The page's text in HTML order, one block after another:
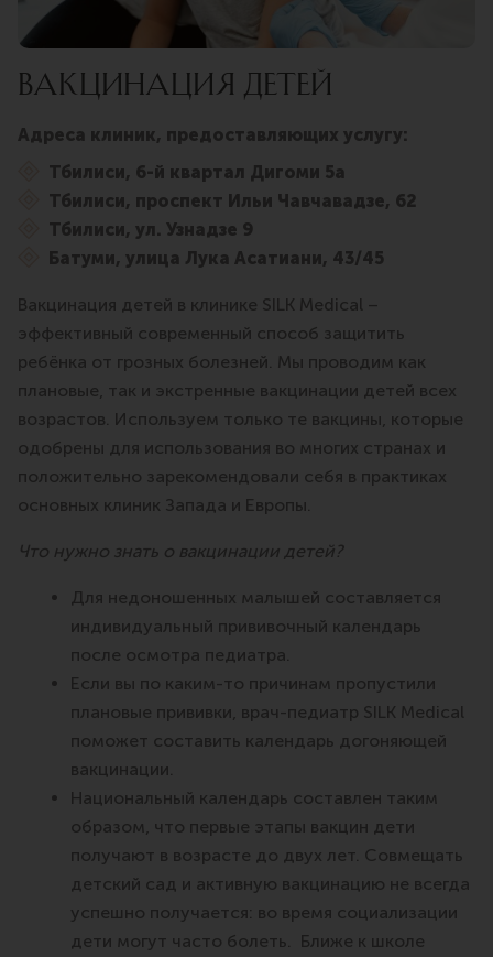
ВАКЦИНАЦИЯ ДЕТЕЙ
Адреса клиник, предоставляющих услугу:
Тбилиси, 6-й квартал Дигоми 5а
Тбилиси, проспект Ильи Чавчавадзе, 62
Тбилиси, ул. Узнадзе 9
Батуми, улица Лука Асатиани, 43/45
Вакцинация детей в клинике SILK Medical –
эффективный современный способ защитить
ребёнка от грозных болезней. Мы проводим как
плановые, так и экстренные вакцинации детей всех
возрастов. Используем только те вакцины, которые
одобрены для использования во многих странах и
положительно зарекомендовали себя в практиках
основных клиник Запада и Европы.
Что нужно знать о вакцинации детей?
Для недоношенных малышей составляется
индивидуальный прививочный календарь
после осмотра педиатра.
Если вы по каким-то причинам пропустили
плановые прививки, врач-педиатр SILK Medical
поможет составить календарь догоняющей
вакцинации.
Национальный календарь составлен таким
образом, что первые этапы вакцин дети
получают в возрасте до двух лет. Совмещать
детский сад и активную вакцинацию не всегда
успешно получается: во время социализации
дети могут часто болеть. Ближе к школе